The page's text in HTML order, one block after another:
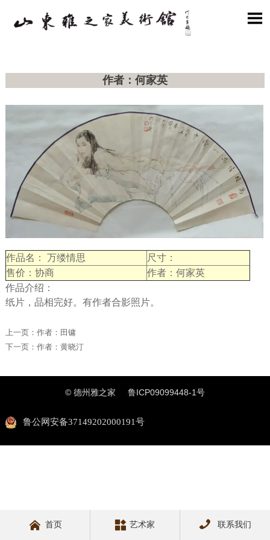

作者：何家英
作品名： 万缕情思
尺寸：
售价：协商
作者：何家英
作品介绍：
纸片，品相完好。有作者合影照片。
上一页： 作者：田镛
下一页： 作者：黄晓汀
© 德州雅之家 鲁ICP09099448-1号
鲁公网安备37149202000191号
 首页  艺术家  联系我们